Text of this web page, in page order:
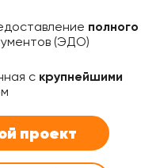
полного
(ЭДО)
с крупнейшими
проект